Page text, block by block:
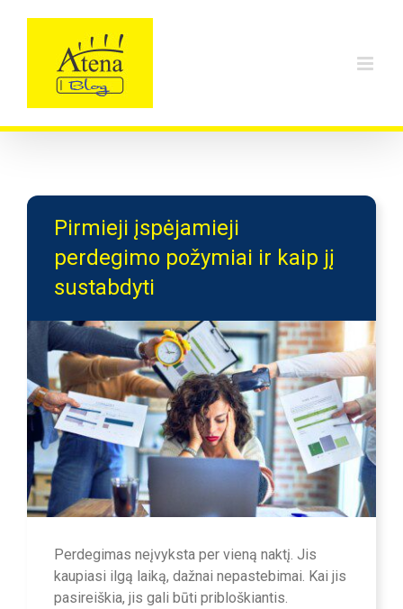
Pirmieji įspėjamieji
perdegimo požymiai ir kaip jį
sustabdyti
Perdegimas neįvyksta per vieną naktį. Jis
kaupiasi ilgą laiką, dažnai nepastebimai. Kai jis
pasireiškia, jis gali būti pribloškiantis.